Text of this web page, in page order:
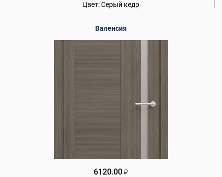
Цвет:Серый кедр
Валенсия
6120.00 ₽